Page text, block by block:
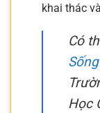
khai thác
Có
Học